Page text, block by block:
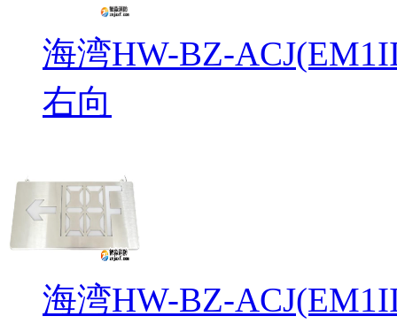
海湾HW-BZ-
右向
海湾HW-BZ-